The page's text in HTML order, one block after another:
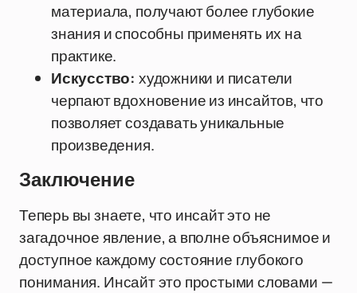
материала, получают более глубокие
знания и способны применять их на
практике.
Искусство: художники и писатели
черпают вдохновение из инсайтов, что
позволяет создавать уникальные
произведения.
Заключение
Теперь вы знаете, что инсайт это не
загадочное явление, а вполне объяснимое и
доступное каждому состояние глубокого
понимания. Инсайт это простыми словами —